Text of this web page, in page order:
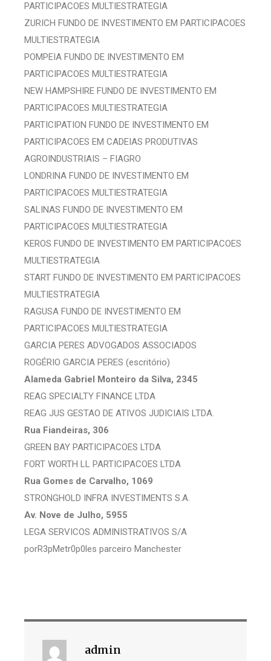
PARTICIPACOES MULTIESTRATEGIA
ZURICH FUNDO DE INVESTIMENTO EM PARTICIPACOES
MULTIESTRATEGIA
POMPEIA FUNDO DE INVESTIMENTO EM
PARTICIPACOES MULTIESTRATEGIA
NEW HAMPSHIRE FUNDO DE INVESTIMENTO EM
PARTICIPACOES MULTIESTRATEGIA
PARTICIPATION FUNDO DE INVESTIMENTO EM
PARTICIPACOES EM CADEIAS PRODUTIVAS
AGROINDUSTRIAIS – FIAGRO
LONDRINA FUNDO DE INVESTIMENTO EM
PARTICIPACOES MULTIESTRATEGIA
SALINAS FUNDO DE INVESTIMENTO EM
PARTICIPACOES MULTIESTRATEGIA
KEROS FUNDO DE INVESTIMENTO EM PARTICIPACOES
MULTIESTRATEGIA
START FUNDO DE INVESTIMENTO EM PARTICIPACOES
MULTIESTRATEGIA
RAGUSA FUNDO DE INVESTIMENTO EM
PARTICIPACOES MULTIESTRATEGIA
GARCIA PERES ADVOGADOS ASSOCIADOS
ROGÉRIO GARCIA PERES (escritório)
Alameda Gabriel Monteiro da Silva, 2345
REAG SPECIALTY FINANCE LTDA
REAG JUS GESTAO DE ATIVOS JUDICIAIS LTDA.
Rua Fiandeiras, 306
GREEN BAY PARTICIPACOES LTDA
FORT WORTH LL PARTICIPACOES LTDA
Rua Gomes de Carvalho, 1069
STRONGHOLD INFRA INVESTIMENTS S.A.
Av. Nove de Julho, 5955
LEGA SERVICOS ADMINISTRATIVOS S/A
porR3pMetr0p0les parceiro Manchester
admin